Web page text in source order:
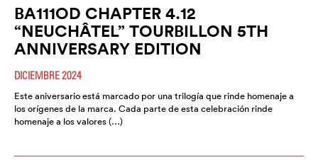
BA111OD CHAPTER 4.12
“NEUCHÂTEL” TOURBILLON 5TH
ANNIVERSARY EDITION
DICIEMBRE 2024
Este aniversario está marcado por una trilogía que rinde homenaje a
los orígenes de la marca. Cada parte de esta celebración rinde
homenaje a los valores (…)